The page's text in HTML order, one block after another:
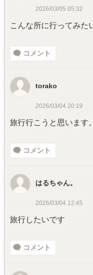
2026/03/05 05:32
こんな所に行ってみた
コメント
torako
2026/03/04 20:19
旅行行こうと思います
コメント
はるちゃん。
2026/03/04 12:45
旅行したいです
コメント